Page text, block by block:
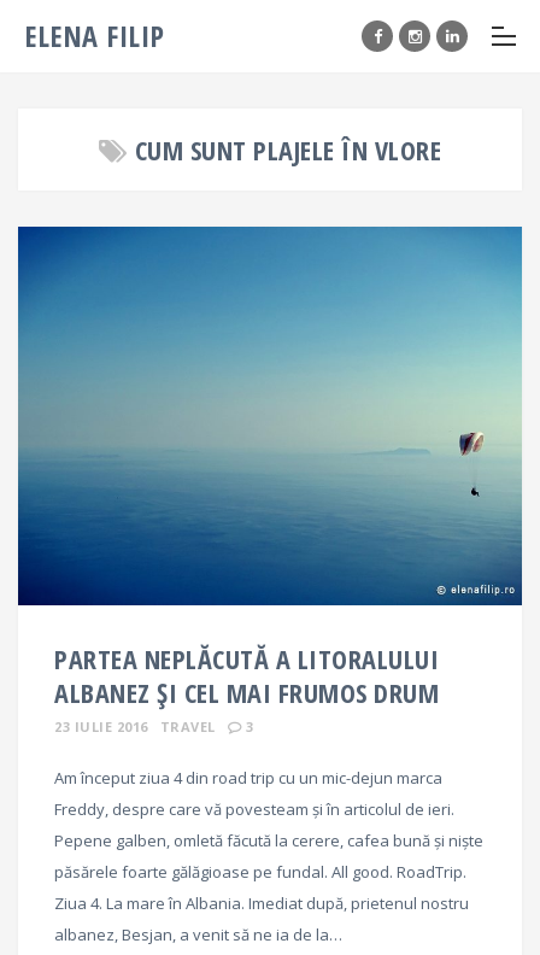
ELENA FILIP
CUM SUNT PLAJELE ÎN VLORE
PARTEA NEPLĂCUTĂ A LITORALULUI
ALBANEZ ȘI CEL MAI FRUMOS DRUM
23 IULIE 2016 TRAVEL 3
Am început ziua 4 din road trip cu un mic-dejun marca
Freddy, despre care vă povesteam și în articolul de ieri.
Pepene galben, omletă făcută la cerere, cafea bună și niște
păsărele foarte gălăgioase pe fundal. All good. RoadTrip.
Ziua 4. La mare în Albania. Imediat după, prietenul nostru
albanez, Besjan, a venit să ne ia de la…